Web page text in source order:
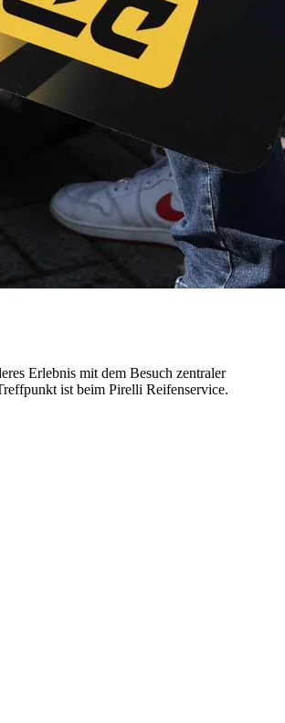
Erlebnis mit dem Besuch zentraler
ist beim Pirelli Reifenservice.